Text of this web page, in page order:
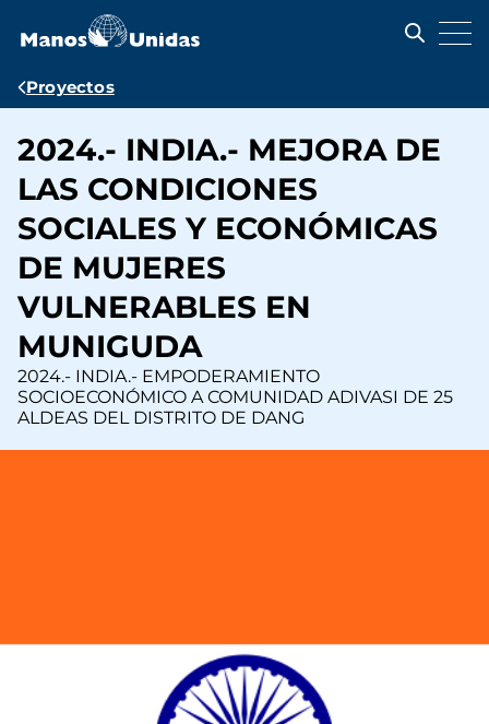
contenido
Ruta
navegación
Proyectos
2024.- INDIA.- MEJORA DE
LAS CONDICIONES
SOCIALES Y ECONÓMICAS
DE MUJERES
VULNERABLES EN
MUNIGUDA
2024.- INDIA.- EMPODERAMIENTO
SOCIOECONÓMICO A COMUNIDAD ADIVASI DE 25
ALDEAS DEL DISTRITO DE DANG